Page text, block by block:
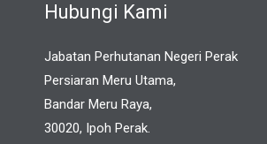
Hubungi Kami
Jabatan Perhutanan Negeri Perak
Persiaran Meru Utama,
Bandar Meru Raya,
30020, Ipoh Perak.